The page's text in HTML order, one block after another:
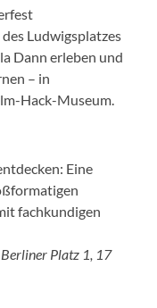
Ludwigsplatzes
Dann erleben und
– in
Hack-Museum.
Eine
fachkundigen
Platz 1, 17